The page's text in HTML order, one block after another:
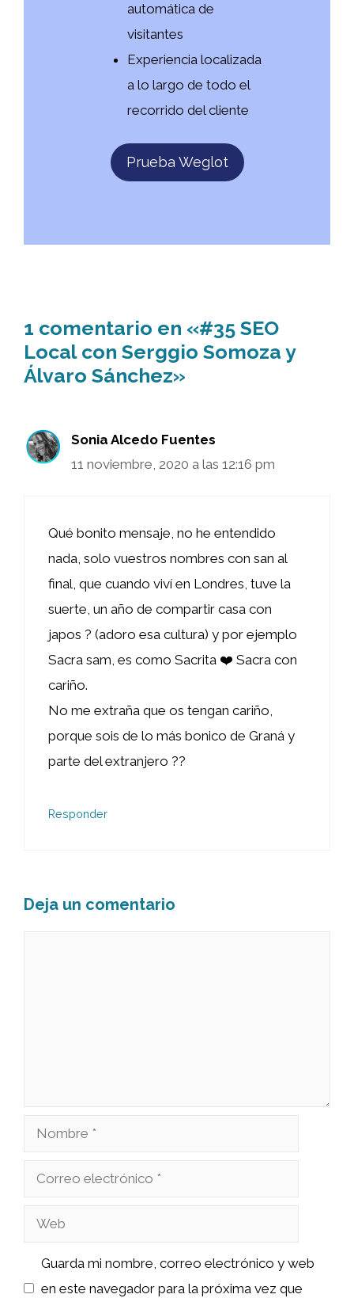
automática de
visitantes
Experiencia localizada
a lo largo de todo el
recorrido del cliente
Prueba Weglot
1 comentario en «#35 SEO
Local con Serggio Somoza y
Álvaro Sánchez»
Sonia Alcedo Fuentes
11 noviembre, 2020 a las 12:16 pm
Qué bonito mensaje, no he entendido
nada, solo vuestros nombres con san al
final, que cuando viví en Londres, tuve la
suerte, un año de compartir casa con
japos ? (adoro esa cultura) y por ejemplo
Sacra sam, es como Sacrita ❤️ Sacra con
cariño.
No me extraña que os tengan cariño,
porque sois de lo más bonico de Graná y
parte del extranjero ??
Responder
Deja un comentario
Nombre
Correo
Web
Guarda mi nombre, correo electrónico y web
en este navegador para la próxima vez que